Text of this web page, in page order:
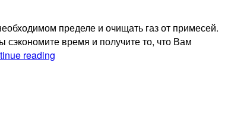
пределе и очищать газ от примесей.
время и получите то, что Вам
reading